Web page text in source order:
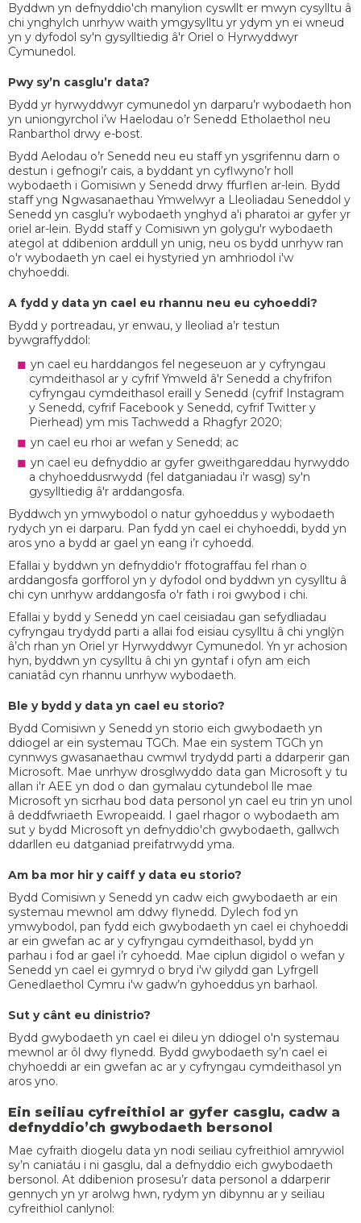
Byddwn yn defnyddio'ch manylion cyswllt er mwyn cysylltu â
chi ynghylch unrhyw waith ymgysylltu yr ydym yn ei wneud
yn y dyfodol sy'n gysylltiedig â'r Oriel o Hyrwyddwyr
Cymunedol.
Pwy sy’n casglu’r data?
Bydd yr hyrwyddwyr cymunedol yn darparu’r wybodaeth hon
yn uniongyrchol i’w Haelodau o’r Senedd Etholaethol neu
Ranbarthol drwy e-bost.
Bydd Aelodau o’r Senedd neu eu staff yn ysgrifennu darn o
destun i gefnogi’r cais, a byddant yn cyflwyno’r holl
wybodaeth i Gomisiwn y Senedd drwy ffurflen ar-lein. Bydd
staff yng Ngwasanaethau Ymwelwyr a Lleoliadau Seneddol y
Senedd yn casglu’r wybodaeth ynghyd a'i pharatoi ar gyfer yr
oriel ar-lein. Bydd staff y Comisiwn yn golygu'r wybodaeth
ategol at ddibenion arddull yn unig, neu os bydd unrhyw ran
o'r wybodaeth yn cael ei hystyried yn amhriodol i'w
chyhoeddi.
A fydd y data yn cael eu rhannu neu eu cyhoeddi?
Bydd y portreadau, yr enwau, y lleoliad a’r testun
bywgraffyddol:
yn cael eu harddangos fel negeseuon ar y cyfryngau
cymdeithasol ar y cyfrif Ymweld â'r Senedd a chyfrifon
cyfryngau cymdeithasol eraill y Senedd (cyfrif Instagram
y Senedd, cyfrif Facebook y Senedd, cyfrif Twitter y
Pierhead) ym mis Tachwedd a Rhagfyr 2020;
yn cael eu rhoi ar wefan y Senedd; ac
yn cael eu defnyddio ar gyfer gweithgareddau hyrwyddo
a chyhoeddusrwydd (fel datganiadau i'r wasg) sy'n
gysylltiedig â'r arddangosfa.
Byddwch yn ymwybodol o natur gyhoeddus y wybodaeth
rydych yn ei darparu. Pan fydd yn cael ei chyhoeddi, bydd yn
aros yno a bydd ar gael yn eang i’r cyhoedd.
Efallai y byddwn yn defnyddio'r ffotograffau fel rhan o
arddangosfa gorfforol yn y dyfodol ond byddwn yn cysylltu â
chi cyn unrhyw arddangosfa o'r fath i roi gwybod i chi.
Efallai y bydd y Senedd yn cael ceisiadau gan sefydliadau
cyfryngau trydydd parti a allai fod eisiau cysylltu â chi ynglŷn
â’ch rhan yn Oriel yr Hyrwyddwyr Cymunedol. Yn yr achosion
hyn, byddwn yn cysylltu â chi yn gyntaf i ofyn am eich
caniatâd cyn rhannu unrhyw wybodaeth.
Ble y bydd y data yn cael eu storio?
Bydd Comisiwn y Senedd yn storio eich gwybodaeth yn
ddiogel ar ein systemau TGCh. Mae ein system TGCh yn
cynnwys gwasanaethau cwmwl trydydd parti a ddarperir gan
Microsoft. Mae unrhyw drosglwyddo data gan Microsoft y tu
allan i'r AEE yn dod o dan gymalau cytundebol lle mae
Microsoft yn sicrhau bod data personol yn cael eu trin yn unol
â deddfwriaeth Ewropeaidd. I gael rhagor o wybodaeth am
sut y bydd Microsoft yn defnyddio'ch gwybodaeth, gallwch
ddarllen eu datganiad preifatrwydd yma.
Am ba mor hir y caiff y data eu storio?
Bydd Comisiwn y Senedd yn cadw eich gwybodaeth ar ein
systemau mewnol am ddwy flynedd. Dylech fod yn
ymwybodol, pan fydd eich gwybodaeth yn cael ei chyhoeddi
ar ein gwefan ac ar y cyfryngau cymdeithasol, bydd yn
parhau i fod ar gael i’r cyhoedd. Mae ciplun digidol o wefan y
Senedd yn cael ei gymryd o bryd i'w gilydd gan Lyfrgell
Genedlaethol Cymru i'w gadw’n gyhoeddus yn barhaol.
Sut y cânt eu dinistrio?
Bydd gwybodaeth yn cael ei dileu yn ddiogel o'n systemau
mewnol ar ôl dwy flynedd. Bydd gwybodaeth sy’n cael ei
chyhoeddi ar ein gwefan ac ar y cyfryngau cymdeithasol yn
aros yno.
Ein seiliau cyfreithiol ar gyfer casglu, cadw a
defnyddio’ch gwybodaeth bersonol
Mae cyfraith diogelu data yn nodi seiliau cyfreithiol amrywiol
sy’n caniatáu i ni gasglu, dal a defnyddio eich gwybodaeth
bersonol. At ddibenion prosesu’r data personol a ddarperir
gennych yn yr arolwg hwn, rydym yn dibynnu ar y seiliau
cyfreithiol canlynol: